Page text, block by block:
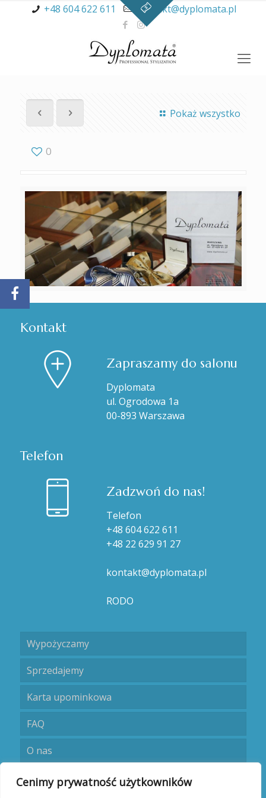
Cenimy prywatność użytkowników
+48 604 622 611 kontakt@dyplomata.pl
Pokaż wszystko
0
Kontakt
Zapraszamy do salonu
Dyplomata
ul. Ogrodowa 1a
00-893 Warszawa
Telefon
Zadzwoń do nas!
Telefon
+48 604 622 611
+48 22 629 91 27
kontakt@dyplomata.pl
RODO
Wypożyczamy
Sprzedajemy
Karta upominkowa
FAQ
O nas
Umów się